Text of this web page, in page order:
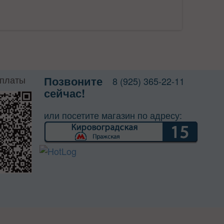
Позвоните
сейчас!
8 (925) 365-22-11
или посетите магазин по адресу: